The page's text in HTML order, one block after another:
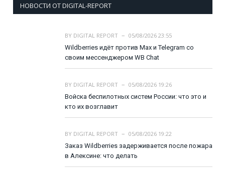
НОВОСТИ ОТ DIGITAL-REPORT
BY DIGITAL REPORT
05/08/2026 23:55
Wildberries идёт против Max и Telegram со
своим мессенджером WB Chat
BY DIGITAL REPORT
05/08/2026 19:26
Войска беспилотных систем России: что это и
кто их возглавит
BY DIGITAL REPORT
05/08/2026 19:22
Заказ Wildberries задерживается после пожара
в Алексине: что делать